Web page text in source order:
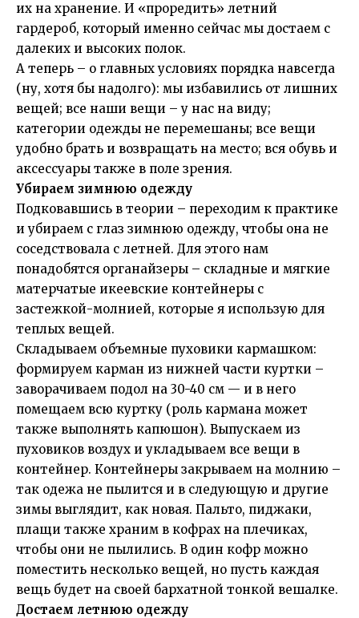
их на хранение. И «проредить» летний
гардероб, который именно сейчас мы достаем с
далеких и высоких полок.
А теперь – о главных условиях порядка навсегда
(ну, хотя бы надолго): мы избавились от лишних
вещей; все наши вещи – у нас на виду;
категории одежды не перемешаны; все вещи
удобно брать и возвращать на место; вся обувь и
аксессуары также в поле зрения.
Убираем зимнюю одежду
Подковавшись в теории – переходим к практике
и убираем с глаз зимнюю одежду, чтобы она не
соседствовала с летней. Для этого нам
понадобятся органайзеры – складные и мягкие
матерчатые икеевские контейнеры с
застежкой-молнией, которые я использую для
теплых вещей.
Складываем объемные пуховики кармашком:
формируем карман из нижней части куртки –
заворачиваем подол на 30-40 см — и в него
помещаем всю куртку (роль кармана может
также выполнять капюшон). Выпускаем из
пуховиков воздух и укладываем все вещи в
контейнер. Контейнеры закрываем на молнию –
так одежа не пылится и в следующую и другие
зимы выглядит, как новая. Пальто, пиджаки,
плащи также храним в кофрах на плечиках,
чтобы они не пылились. В один кофр можно
поместить несколько вещей, но пусть каждая
вещь будет на своей бархатной тонкой вешалке.
Достаем летнюю одежду